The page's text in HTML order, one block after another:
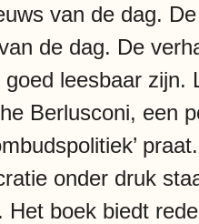
van de dag.
de dag. De
goed leesbaar zijn.
Berlusconi, een
onder druk
Het boek biedt